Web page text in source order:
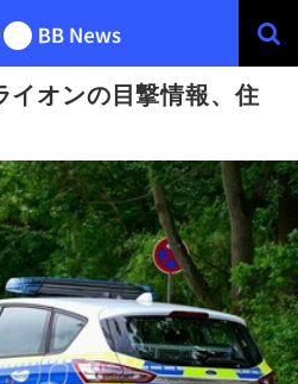
イオンの目撃情報、住